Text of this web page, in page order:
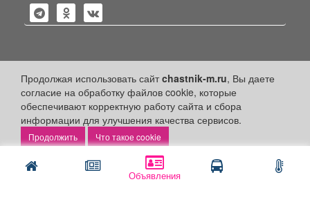
Объявления
Продолжая использовать сайтchastnik-m.ru, Вы даете
согласие на обработку файлов cookie, которые
обеспечивают корректную работу сайта и сбора
информации для улучшения качества сервисов.
Что такое cookie
Политика конфиденциальности
Публикации с пометкой «Реклама», «На правах рекламы»,
«Партнёрский проект» оплачены рекламодателем.
Редакция сайта не несет ответственности за достоверность
объявлениях.
+16 © 2006-2026 ООО "Частник-М"